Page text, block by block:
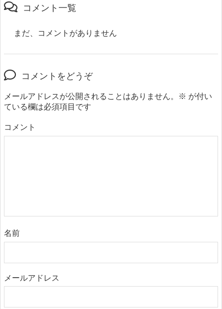
コメント一覧
まだ、コメントがありません
コメントをどうぞ
メールアドレスが公開されることはありません。 ※ が付い
ている欄は必須項目です
コメント
名前
メールアドレス